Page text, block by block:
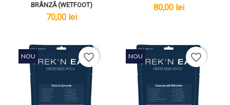
BRÂNZĂ (WETFOOT)
lei
70,00 lei
lei
80,00 lei
NOU favorite_border NOU favorite_border